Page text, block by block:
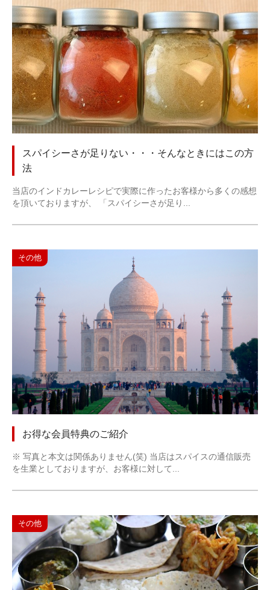
スパイシーさが足りない・・・そんなときにはこの方
法
当店のインドカレーレシピで実際に作ったお客様から多くの感想
を頂いておりますが、 「スパイシーさが足り...
その他
お得な会員特典のご紹介
※ 写真と本文は関係ありません(笑) 当店はスパイスの通信販売
を生業としておりますが、お客様に対して...
その他